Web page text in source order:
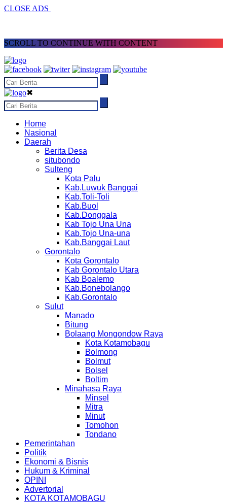
CLOSE ADS
SCROLL TO CONTINUE WITH CONTENT
✖
Home
Nasional
Daerah
Berita Desa
situbondo
Sulteng
Kota Palu
Kab.Luwuk Banggai
Kab.Toli-Toli
Kab.Buol
Kab.Donggala
Kab Tojo Una Una
Kab.Tojo Una-una
Kab.Banggai Laut
Gorontalo
Kota Gorontalo
Kab Gorontalo Utara
Kab Boalemo
Kab.Bonebolango
Kab.Gorontalo
Sulut
Manado
Bitung
Bolaang Mongondow Raya
Kota Kotamobagu
Bolmong
Bolmut
Bolsel
Boltim
Minahasa Raya
Minsel
Mitra
Minut
Tomohon
Tondano
Pemerintahan
Politik
Ekonomi & Bisnis
Hukum & Kriminal
OPINI
Advertorial
KOTA KOTAMOBAGU